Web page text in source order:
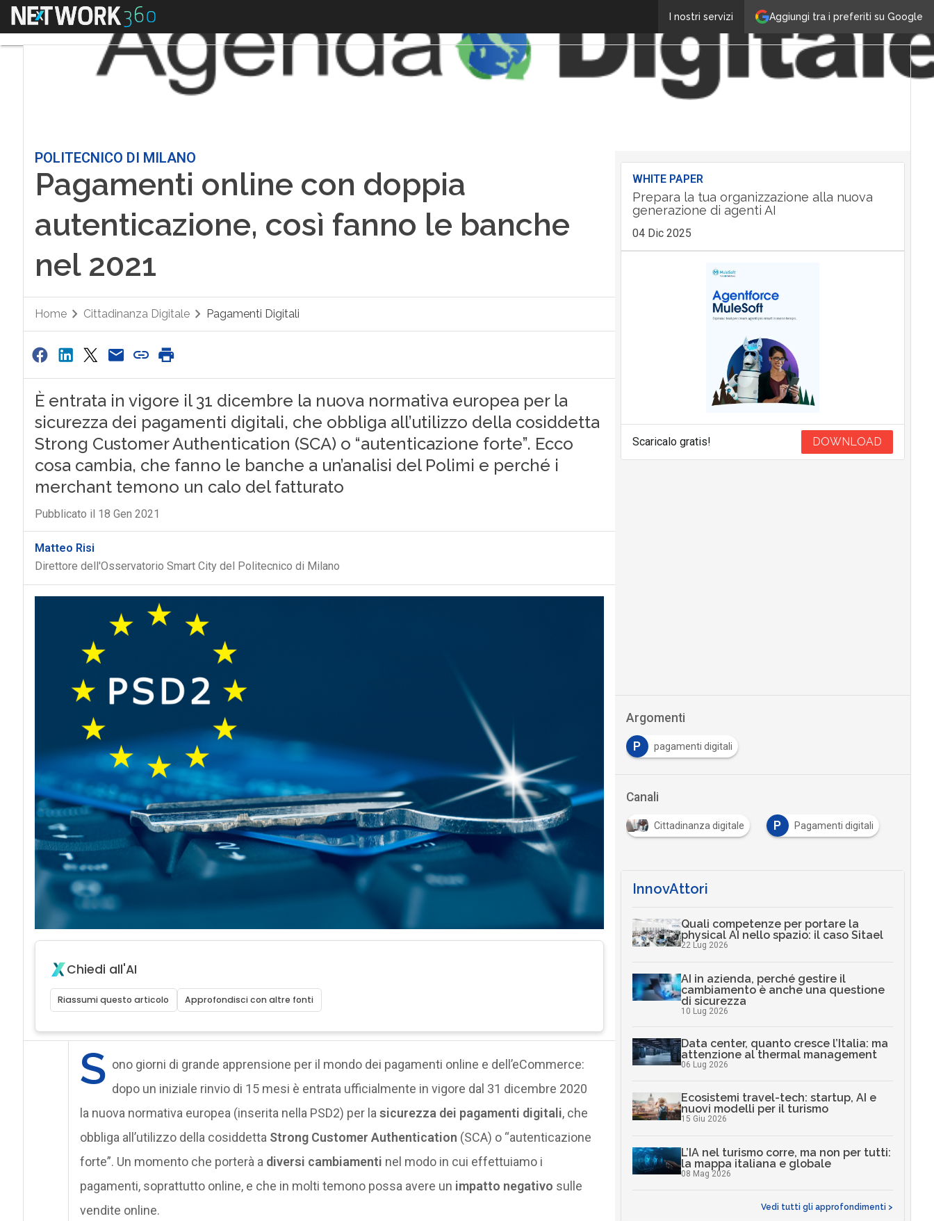
Aggiungi tra i preferiti su Google
I nostri servizi
Menu
POLITECNICO DI MILANO
Pagamenti online con doppia
autenticazione, così fanno le banche
nel 2021
Home Cittadinanza Digitale Pagamenti Digitali
È entrata in vigore il 31 dicembre la nuova normativa europea per la
sicurezza dei pagamenti digitali, che obbliga all’utilizzo della cosiddetta
Strong Customer Authentication (SCA) o “autenticazione forte”. Ecco
cosa cambia, che fanno le banche a un’analisi del Polimi e perché i
merchant temono un calo del fatturato
Pubblicato il 18 Gen 2021
Matteo Risi
Direttore dell'Osservatorio Smart City del Politecnico di Milano
Chiedi all'AI
Riassumi questo articolo Approfondisci con altre fonti
S ono giorni di grande apprensione per il mondo dei pagamenti online e dell’eCommerce:
dopo un iniziale rinvio di 15 mesi è entrata ufficialmente in vigore dal 31 dicembre 2020
la nuova normativa europea (inserita nella PSD2) per la sicurezza dei pagamenti digitali, che
obbliga all’utilizzo della cosiddetta Strong Customer Authentication (SCA) o “autenticazione
forte”. Un momento che porterà a diversi cambiamenti nel modo in cui effettuiamo i
pagamenti, soprattutto online, e che in molti temono possa avere un impatto negativo sulle
vendite online.
WHITE PAPER
Prepara la tua organizzazione alla nuova
generazione di agenti AI
04 Dic 2025
Scaricalo gratis! DOWNLOAD
Argomenti
P pagamenti digitali
Canali
Cittadinanza digitale P Pagamenti digitali
InnovAttori
Quali competenze per portare la
physical AI nello spazio: il caso Sitael
22 Lug 2026
AI in azienda, perché gestire il
cambiamento è anche una questione
di sicurezza
10 Lug 2026
Data center, quanto cresce l’Italia: ma
attenzione al thermal management
06 Lug 2026
Ecosistemi travel-tech: startup, AI e
nuovi modelli per il turismo
15 Giu 2026
L’IA nel turismo corre, ma non per tutti:
la mappa italiana e globale
08 Mag 2026
Vedi tutti gli approfondimenti >